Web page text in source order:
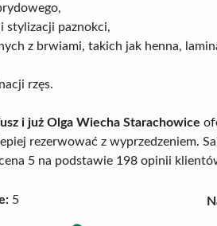
i stylizacji paznokci,
z brwiami, takich jak henna,
rzęs.
i już Olga Wiecha Starachowice
rezerwować z wyprzedzeniem.
5 na podstawie 198 opinii
5